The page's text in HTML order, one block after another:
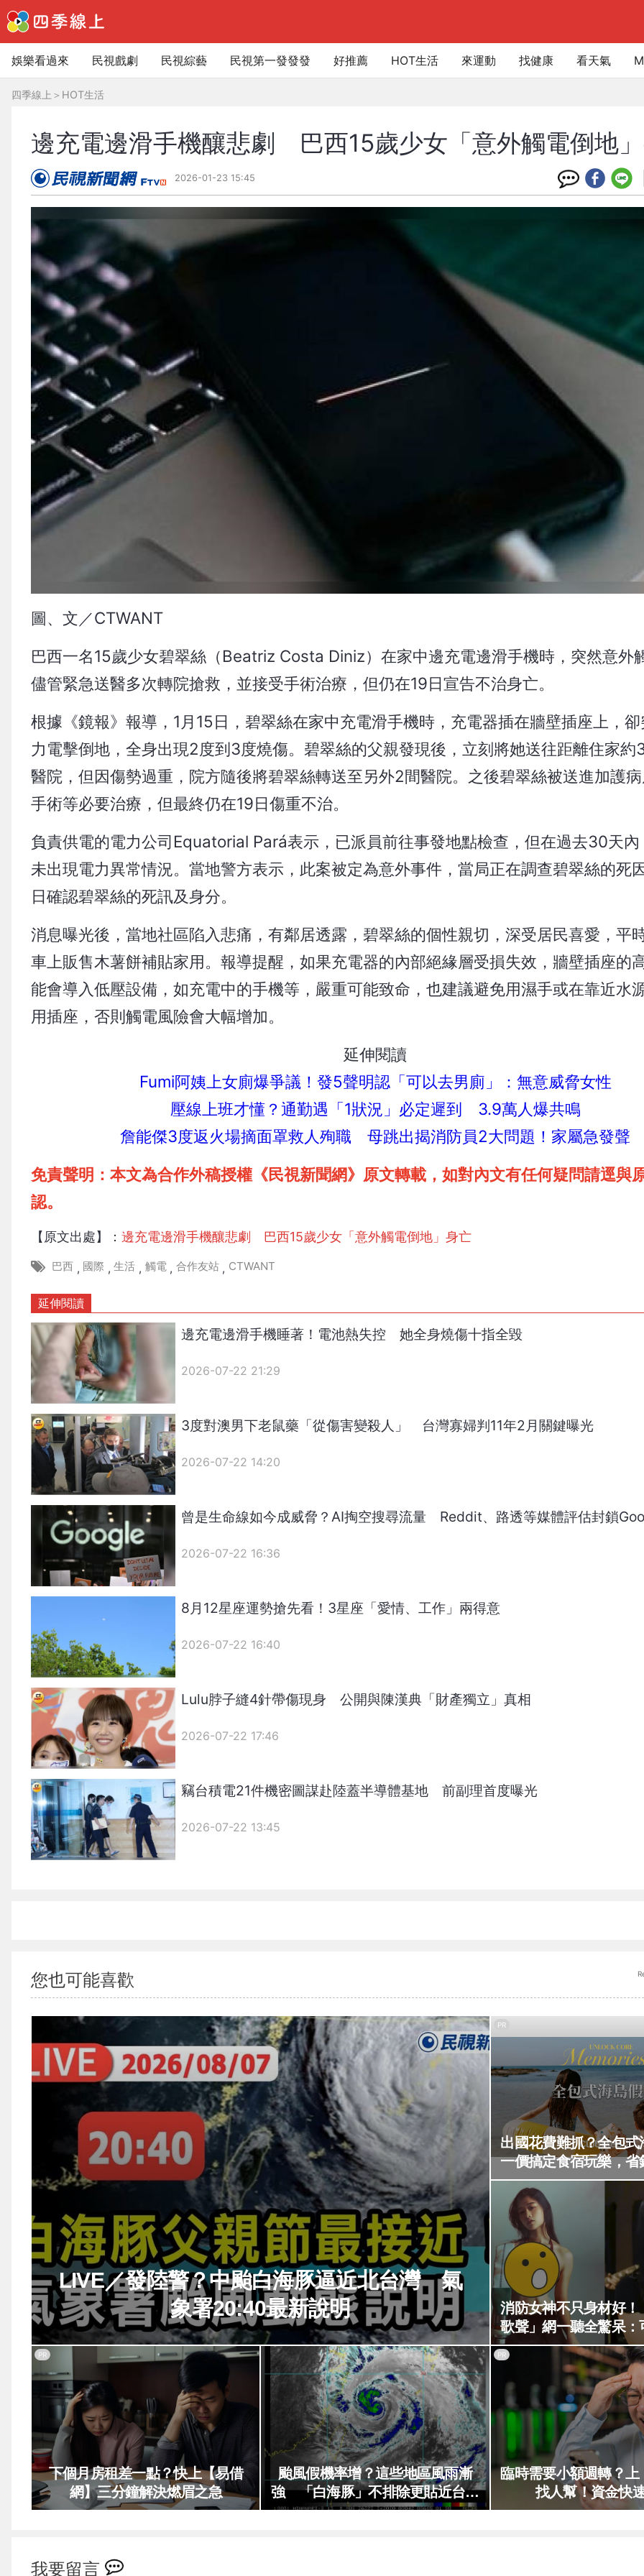
娛樂看過來 民視戲劇 民視綜藝 民視第一發發發 好推薦 HOT生活 來運動 找健康 看天氣
四季線上 ＞ HOT生活
邊充電邊滑手機釀悲劇 巴西15歲少女「意外觸電倒地
2026-01-23 15:45
圖、文／CTWANT
巴西一名15歲少女碧翠絲（Beatriz Costa Diniz）在家中邊充電邊滑手機時，突然意外
儘管緊急送醫多次轉院搶救，並接受手術治療，但仍在19日宣告不治身亡。
根據《鏡報》報導，1月15日，碧翠絲在家中充電滑手機時，充電器插在牆壁插座上，
力電擊倒地，全身出現2度到3度燒傷。碧翠絲的父親發現後，立刻將她送往距離住家約
醫院，但因傷勢過重，院方隨後將碧翠絲轉送至另外2間醫院。之後碧翠絲被送進加護
手術等必要治療，但最終仍在19日傷重不治。
負責供電的電力公司Equatorial Pará表示，已派員前往事發地點檢查，但在過去30天
未出現電力異常情況。當地警方表示，此案被定為意外事件，當局正在調查碧翠絲的死
日確認碧翠絲的死訊及身分。
消息曝光後，當地社區陷入悲痛，有鄰居透露，碧翠絲的個性親切，深受居民喜愛，平
車上販售木薯餅補貼家用。報導提醒，如果充電器的內部絕緣層受損失效，牆壁插座的
能會導入低壓設備，如充電中的手機等，嚴重可能致命，也建議避免用濕手或在靠近水
用插座，否則觸電風險會大幅增加。
延伸閱讀
Fumi阿姨上女廁爆爭議！發5聲明認「可以去男廁」：無意威脅女性
壓線上班才懂？通勤遇「1狀況」必定遲到 3.9萬人爆共鳴
詹能傑3度返火場摘面罩救人殉職 母跳出揭消防員2大問題！家屬急發聲
免責聲明：本文為合作外稿授權《民視新聞網》原文轉載，如對內文有任何疑問請逕與
認。
【原文出處】：邊充電邊滑手機釀悲劇 巴西15歲少女「意外觸電倒地」身亡
巴西 , 國際 , 生活 , 觸電 , 合作友站 , CTWANT
延伸閱讀
邊充電邊滑手機睡著！電池熱失控 她全身燒傷十指全毀
2026-07-22 21:29
3度對澳男下老鼠藥「從傷害變殺人」 台灣寡婦判11年2月關鍵曝光
2026-07-22 14:20
曾是生命線如今成威脅？AI掏空搜尋流量 Reddit、路透等媒體評估封鎖
2026-07-22 16:36
8月12星座運勢搶先看！3星座「愛情、工作」兩得意
2026-07-22 16:40
Lulu脖子縫4針帶傷現身 公開與陳漢典「財產獨立」真相
2026-07-22 17:46
竊台積電21件機密圖謀赴陸蓋半導體基地 前副理首度曝光
2026-07-22 13:45
您也可能喜歡
LIVE／發陸警？中颱白海豚逼近北台灣 氣
象署20:40最新說明
出國花費難抓？全包式
一價搞定食宿玩樂，省
PR
消防女神不只身材好！
歌聲」網一聽全驚呆：
下個月房租差一點？快上【易借
網】三分鐘解決燃眉之急
PR
颱風假機率增？這些地區風雨漸
強 「白海豚」不排除更貼近台灣
陸地
臨時需要小額週轉？
找人幫！資金快
PR
我要留言